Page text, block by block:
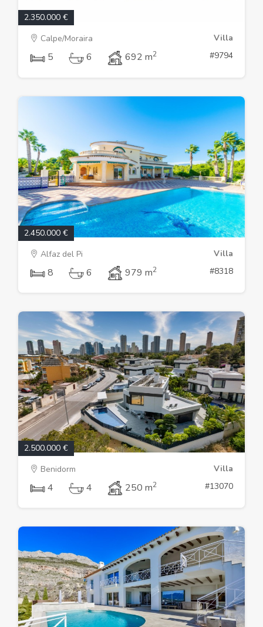
2.350.000 €
Calpe/Moraira
Villa
5 6 692 m2 #9794
2.450.000 €
Alfaz del Pi
Villa
8 6 979 m2 #8318
2.500.000 €
Benidorm
Villa
4 4 250 m2 #13070